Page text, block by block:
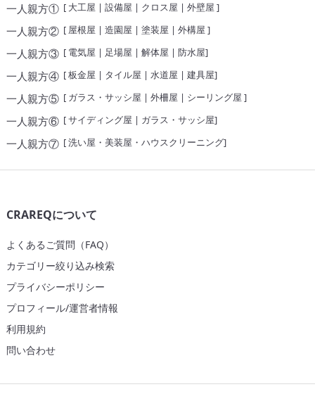
一人親方①[ 大工屋 | 設備屋 | クロス屋 | 外壁屋 ]
一人親方②[ 屋根屋 | 造園屋 | 塗装屋 | 外構屋 ]
一人親方③[ 電気屋 | 足場屋 | 解体屋 | 防水屋]
一人親方④[板金屋 | タイル屋 | 水道屋 | 建具屋]
一人親方⑤[ ガラス・サッシ屋 | 外柵屋 | シーリング屋 ]
一人親方⑥[サイディング屋 | ガラス・サッシ屋]
一人親方⑦[洗い屋・美装屋・ハウスクリーニング]
CRAREQについて
よくあるご質問（FAQ）
カテゴリー絞り込み検索
プライバシーポリシー
プロフィール/運営者情報
利用規約
問い合わせ